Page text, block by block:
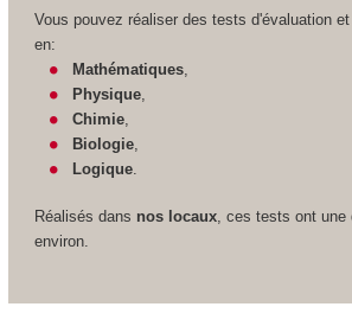
Vous pouvez réaliser des tests d'évaluation
en:
Mathématiques
Physique
Chimie
Biologie
Logique
Réalisés dans nos locaux, ces tests ont une
environ.